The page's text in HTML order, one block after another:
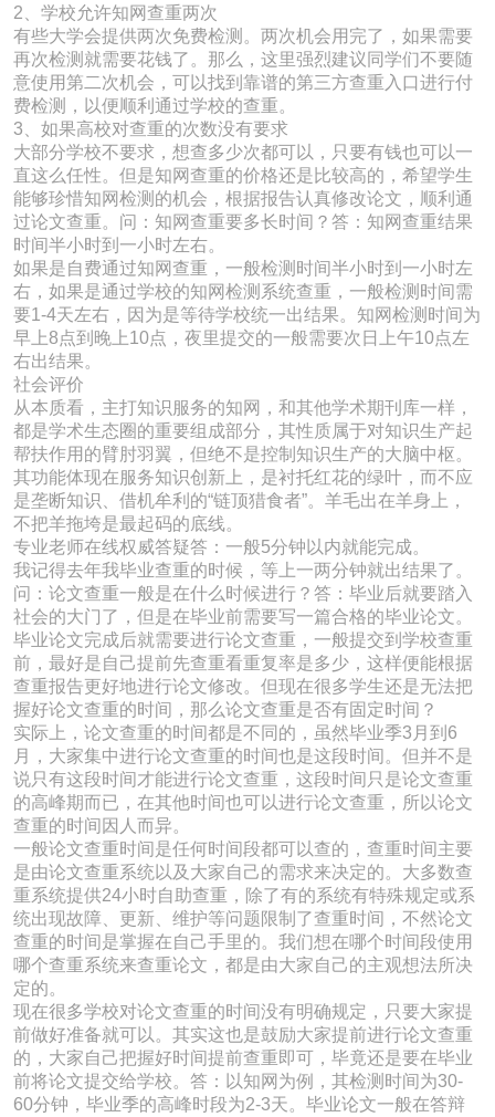
2、学校允许知网查重两次
有些大学会提供两次免费检测。两次机会用完了，如果需要
再次检测就需要花钱了。那么，这里强烈建议同学们不要随
意使用第二次机会，可以找到靠谱的第三方查重入口进行付
费检测，以便顺利通过学校的查重。
3、如果高校对查重的次数没有要求
大部分学校不要求，想查多少次都可以，只要有钱也可以一
直这么任性。但是知网查重的价格还是比较高的，希望学生
能够珍惜知网检测的机会，根据报告认真修改论文，顺利通
过论文查重。问：知网查重要多长时间？答：知网查重结果
时间半小时到一小时左右。
如果是自费通过知网查重，一般检测时间半小时到一小时左
右，如果是通过学校的知网检测系统查重，一般检测时间需
要1-4天左右，因为是等待学校统一出结果。知网检测时间为
早上8点到晚上10点，夜里提交的一般需要次日上午10点左
右出结果。
社会评价
从本质看，主打知识服务的知网，和其他学术期刊库一样，
都是学术生态圈的重要组成部分，其性质属于对知识生产起
帮扶作用的臂肘羽翼，但绝不是控制知识生产的大脑中枢。
其功能体现在服务知识创新上，是衬托红花的绿叶，而不应
是垄断知识、借机牟利的“链顶猎食者”。羊毛出在羊身上，
不把羊拖垮是最起码的底线。
专业老师在线权威答疑答：一般5分钟以内就能完成。
我记得去年我毕业查重的时候，等上一两分钟就出结果了。
问：论文查重一般是在什么时候进行？答：毕业后就要踏入
社会的大门了，但是在毕业前需要写一篇合格的毕业论文。
毕业论文完成后就需要进行论文查重，一般提交到学校查重
前，最好是自己提前先查重看重复率是多少，这样便能根据
查重报告更好地进行论文修改。但现在很多学生还是无法把
握好论文查重的时间，那么论文查重是否有固定时间？
实际上，论文查重的时间都是不同的，虽然毕业季3月到6
月，大家集中进行论文查重的时间也是这段时间。但并不是
说只有这段时间才能进行论文查重，这段时间只是论文查重
的高峰期而已，在其他时间也可以进行论文查重，所以论文
查重的时间因人而异。
一般论文查重时间是任何时间段都可以查的，查重时间主要
是由论文查重系统以及大家自己的需求来决定的。大多数查
重系统提供24小时自助查重，除了有的系统有特殊规定或系
统出现故障、更新、维护等问题限制了查重时间，不然论文
查重的时间是掌握在自己手里的。我们想在哪个时间段使用
哪个查重系统来查重论文，都是由大家自己的主观想法所决
定的。
现在很多学校对论文查重的时间没有明确规定，只要大家提
前做好准备就可以。其实这也是鼓励大家提前进行论文查重
的，大家自己把握好时间提前查重即可，毕竟还是要在毕业
前将论文提交给学校。答：以知网为例，其检测时间为30-
60分钟，毕业季的高峰时段为2-3天。毕业论文一般在答辩